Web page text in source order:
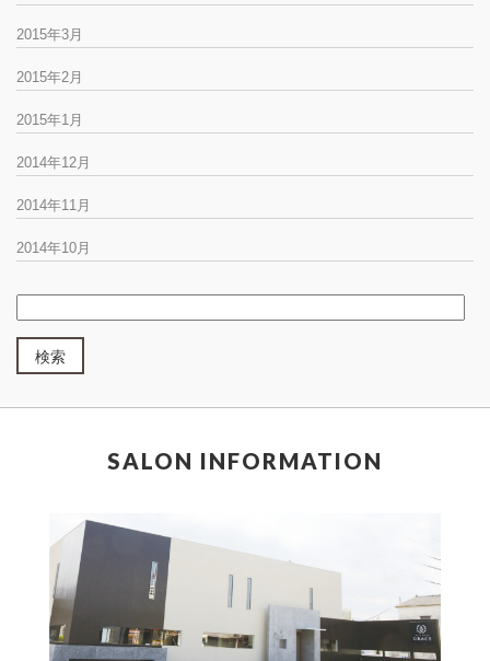
2015年3月
2015年2月
2015年1月
2014年12月
2014年11月
2014年10月
SALON INFORMATION